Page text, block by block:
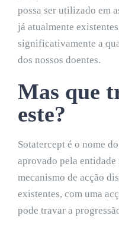
possa ser utilizado em
já atualmente
significativamente a
dos nossos doentes.
Mas que
este?
Sotatercept é o nome
aprovado pela
mecanismo de acção
existentes, com uma
pode travar a